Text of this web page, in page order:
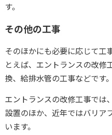
す。
その他の工事
そのほかにも必要に応じて工
とえば、エントランスの改修
換、給排水管の工事などです。
エントランスの改修工事では
設置のほか、近年ではバリア
います。